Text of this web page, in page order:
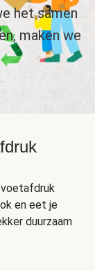
het samen
maken we
voetafdruk
en eet je
duurzaam